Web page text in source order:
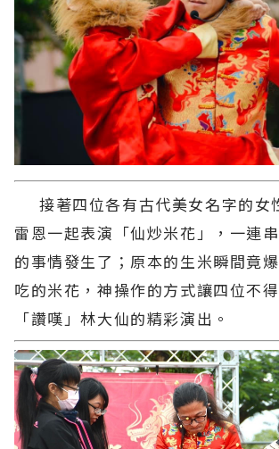
接著四位各有古代美女名字的女
雷恩一起表演「仙炒米花」，一連
的事情發生了；原本的生米瞬間竟
吃的米花，神操作的方式讓四位不
「讚嘆」林大仙的精彩演出。